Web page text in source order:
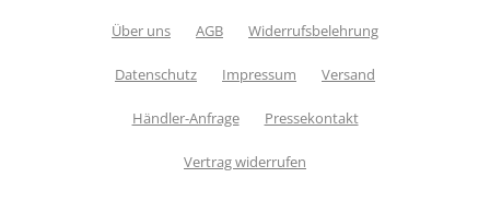
Über uns AGB Widerrufsbelehrung
Datenschutz Impressum Versand
Händler-Anfrage Pressekontakt
Vertrag widerrufen